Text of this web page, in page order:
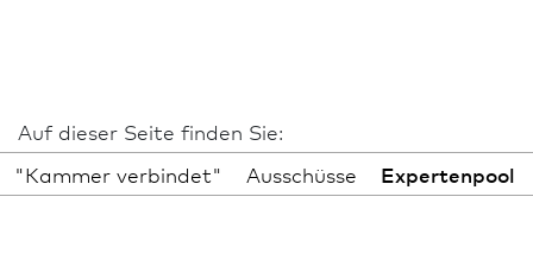
Auf dieser Seite finden Sie:
"Kammer verbindet"
Ausschüsse Expertenpool